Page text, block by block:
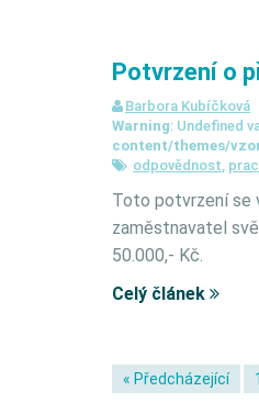
Potvrzení o
Barbora Kubíčková
Warning: Undefined
content/themes/
odpovědnost,
Toto potvrzení se
zaměstnavatel
50.000,- Kč.
Celý článek
« Předcházející 1